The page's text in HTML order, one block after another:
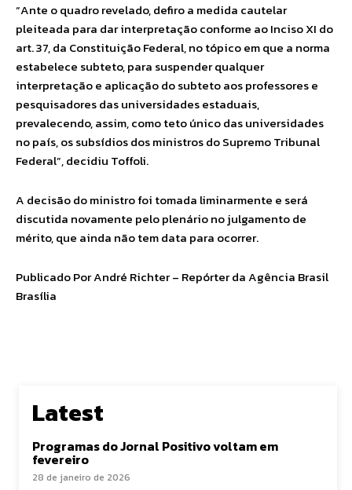
“Ante o quadro revelado, defiro a medida cautelar
pleiteada para dar interpretação conforme ao Inciso XI do
art. 37, da Constituição Federal, no tópico em que a norma
estabelece subteto, para suspender qualquer
interpretação e aplicação do subteto aos professores e
pesquisadores das universidades estaduais,
prevalecendo, assim, como teto único das universidades
no país, os subsídios dos ministros do Supremo Tribunal
Federal”, decidiu Toffoli.
A decisão do ministro foi tomada liminarmente e será
discutida novamente pelo plenário no julgamento de
mérito, que ainda não tem data para ocorrer.
Publicado Por André Richter – Repórter da Agência Brasil
Brasília
Latest
Programas do Jornal Positivo voltam em
fevereiro
28 de janeiro de 2026